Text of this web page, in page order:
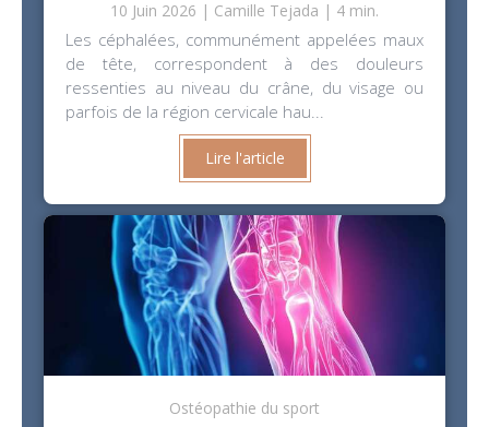
10 Juin 2026 Camille Tejada 4 min.
Les céphalées, communément appelées maux
de tête, correspondent à des douleurs
ressenties au niveau du crâne, du visage ou
parfois de la région cervicale hau...
Lire l'article
Ostéopathie du sport